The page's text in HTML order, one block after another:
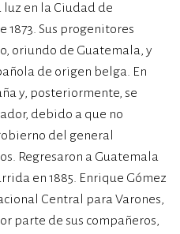
luz en la Ciudad de
1873. Sus progenitores
oriundo de Guatemala, y
de origen belga. En
y, posteriormente, se
debido a que no
del general
Regresaron a Guatemala
en 1885. Enrique Gómez
Central para Varones,
parte de sus compañeros,